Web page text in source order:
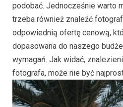
podobać. Jednocześnie warto
trzeba również znaleźć
odpowiednią ofertę cenową,
dopasowana do naszego
wymagań. Jak widać,
fotografa, może nie być